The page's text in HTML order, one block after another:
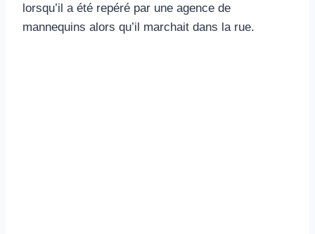
lorsqu’il a été repéré par une agence de
mannequins alors qu’il marchait dans la rue.